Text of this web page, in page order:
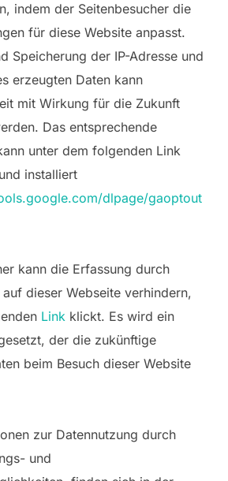
indem der Seitenbesucher die
für diese Website anpasst.
Speicherung der IP-Adresse und
erzeugten Daten kann
mit Wirkung für die Zukunft
Das entsprechende
unter dem folgenden Link
installiert
dlpage/gaoptout
kann die Erfassung durch
dieser Webseite verhindern,
Link klickt. Es wird ein
der die zukünftige
beim Besuch dieser Website
zur Datennutzung durch
und